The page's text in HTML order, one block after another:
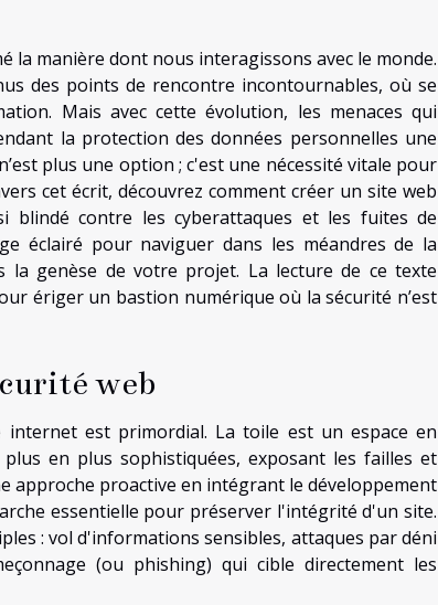
la manière dont nous interagissons avec le monde.
des points de rencontre incontournables, où se
Mais avec cette évolution, les menaces qui
la protection des données personnelles une
plus une option ; c'est une nécessité vitale pour
cet écrit, découvrez comment créer un site web
blindé contre les cyberattaques et les fuites de
éclairé pour naviguer dans les méandres de la
genèse de votre projet. La lecture de ce texte
ériger un bastion numérique où la sécurité n’est
web
est primordial. La toile est un espace en
en plus sophistiquées, exposant les failles et
approche proactive en intégrant le développement
essentielle pour préserver l'intégrité d'un site.
: vol d'informations sensibles, attaques par déni
(ou phishing) qui cible directement les